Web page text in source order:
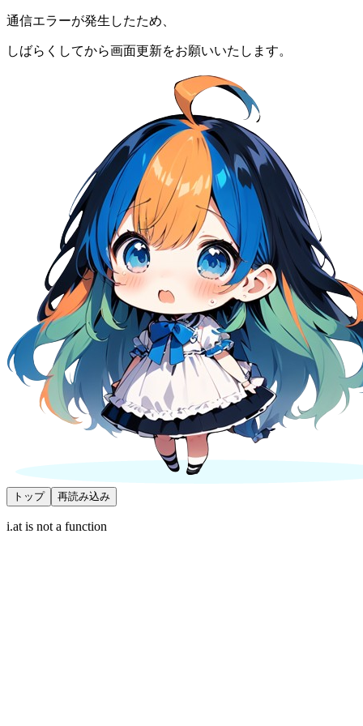
通信エラーが発生したため、
しばらくしてから画面更新をお願いいたします。
トップ 再読み込み
i.at is not a function